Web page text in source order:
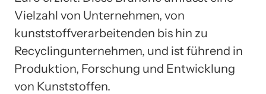
Vielzahl von Unternehmen, von
kunststoffverarbeitenden bis hin zu
Recyclingunternehmen, und ist führend in
Produktion, Forschung und Entwicklung
von Kunststoffen.